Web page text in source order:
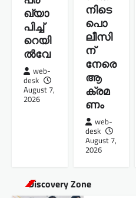
ഖ്യാ
പിച്ച്
റെയി
ൽവേ
web-
desk
August 7,
2026
നിടെ
പൊ
ലീസി
ന്
നേരെ
ആ
ക്രമ
ണം
web-
desk
August 7,
2026
Discovery Zone